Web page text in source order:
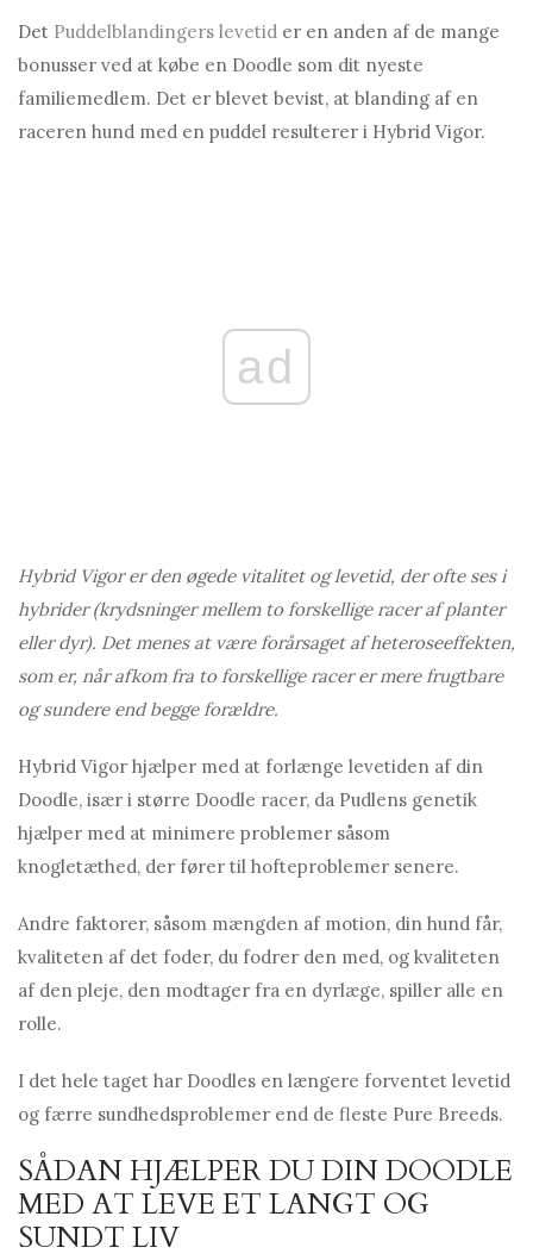
Det Puddelblandingers levetid er en anden af ​​de mange
bonusser ved at købe en Doodle som dit nyeste
familiemedlem. Det er blevet bevist, at blanding af en
raceren hund med en puddel resulterer i Hybrid Vigor.
ad
Hybrid Vigor er den øgede vitalitet og levetid, der ofte ses i
hybrider (krydsninger mellem to forskellige racer af planter
eller dyr). Det menes at være forårsaget af heteroseeffekten,
som er, når afkom fra to forskellige racer er mere frugtbare
og sundere end begge forældre.
Hybrid Vigor hjælper med at forlænge levetiden af ​​din
Doodle, især i større Doodle racer, da Pudlens genetik
hjælper med at minimere problemer såsom
knogletæthed, der fører til hofteproblemer senere.
Andre faktorer, såsom mængden af ​​motion, din hund får,
kvaliteten af ​​det foder, du fodrer den med, og kvaliteten
af ​​den pleje, den modtager fra en dyrlæge, spiller alle en
rolle.
I det hele taget har Doodles en længere forventet levetid
og færre sundhedsproblemer end de fleste Pure Breeds.
SÅDAN HJÆLPER DU DIN DOODLE
MED AT LEVE ET LANGT OG
SUNDT LIV